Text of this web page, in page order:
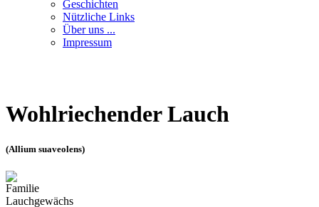
Geschichten
Nützliche Links
Über uns ...
Impressum
Wohlriechender Lauch
(Allium suaveolens)
Familie
Lauchgewächs